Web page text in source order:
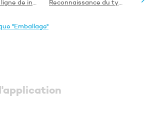
"Emballage"